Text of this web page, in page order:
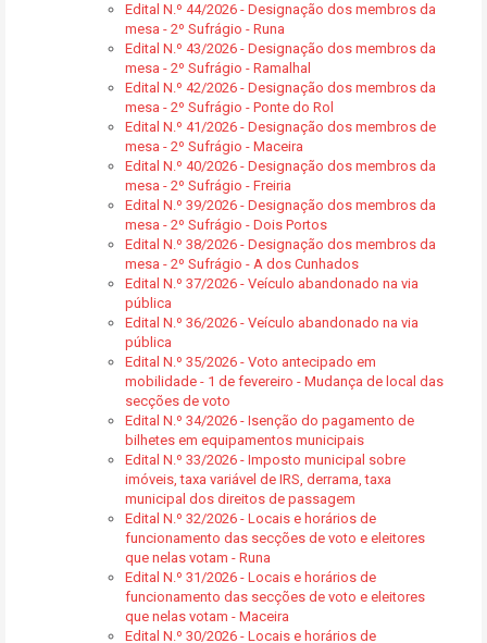
Edital N.º 44/2026 - Designação dos membros da
mesa - 2º Sufrágio - Runa
Edital N.º 43/2026 - Designação dos membros da
mesa - 2º Sufrágio - Ramalhal
Edital N.º 42/2026 - Designação dos membros da
mesa - 2º Sufrágio - Ponte do Rol
Edital N.º 41/2026 - Designação dos membros de
mesa - 2º Sufrágio - Maceira
Edital N.º 40/2026 - Designação dos membros da
mesa - 2º Sufrágio - Freiria
Edital N.º 39/2026 - Designação dos membros da
mesa - 2º Sufrágio - Dois Portos
Edital N.º 38/2026 - Designação dos membros da
mesa - 2º Sufrágio - A dos Cunhados
Edital N.º 37/2026 - Veículo abandonado na via
pública
Edital N.º 36/2026 - Veículo abandonado na via
pública
Edital N.º 35/2026 - Voto antecipado em
mobilidade - 1 de fevereiro - Mudança de local das
secções de voto
Edital N.º 34/2026 - Isenção do pagamento de
bilhetes em equipamentos municipais
Edital N.º 33/2026 - Imposto municipal sobre
imóveis, taxa variável de IRS, derrama, taxa
municipal dos direitos de passagem
Edital N.º 32/2026 - Locais e horários de
funcionamento das secções de voto e eleitores
que nelas votam - Runa
Edital N.º 31/2026 - Locais e horários de
funcionamento das secções de voto e eleitores
que nelas votam - Maceira
Edital N.º 30/2026 - Locais e horários de